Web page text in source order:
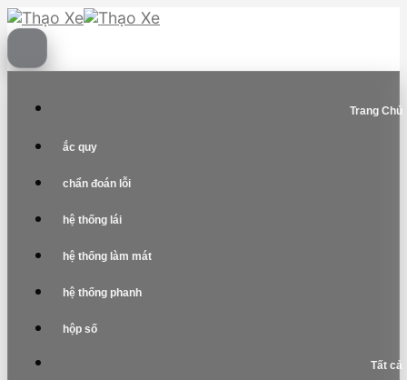
Skip
to
content
Trang Chủ
ắc quy
chẩn đoán lỗi
hệ thống lái
hệ thống làm mát
hệ thống phanh
hộp số
Tất cả